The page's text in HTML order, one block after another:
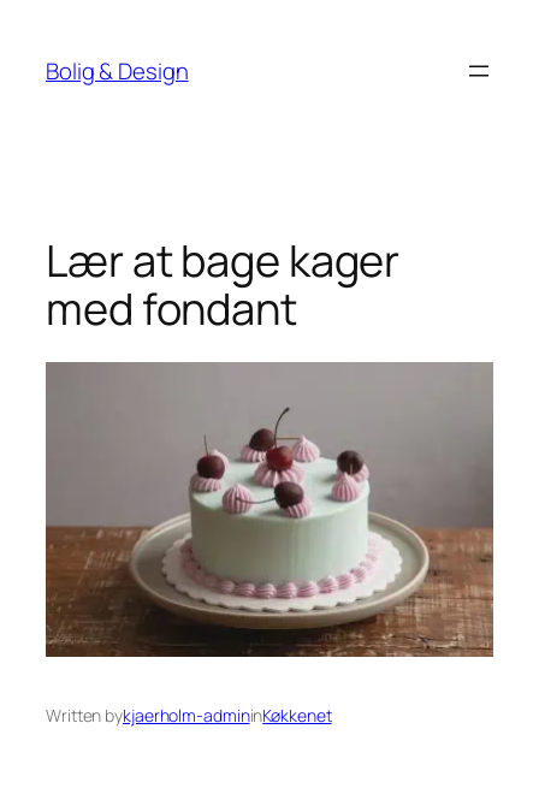
indhold
Bolig & Design
Lær at bage kager
med fondant
Written bykjaerholm-admininKøkkenet